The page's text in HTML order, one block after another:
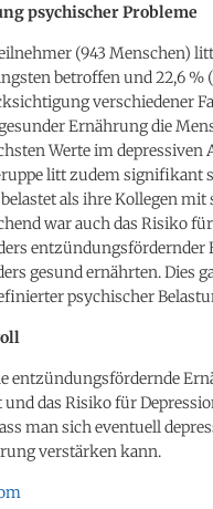
psychischer Probleme
(943 Menschen)
betroffen und 22,6 %
verschiedener
Ernährung die
Werte im depressiven
litt zudem signifikant
als ihre Kollegen mit
war auch das Risiko für
entzündungsfördernder
gesund ernährten. Dies
psychischer
entzündungsfördernde
das Risiko für
man sich eventuell
verstärken kann.